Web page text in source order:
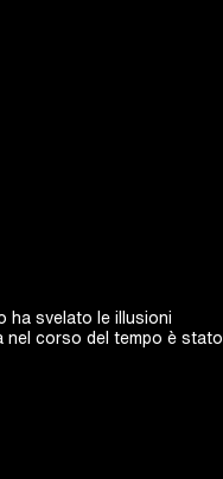
ha svelato le illusioni
nel corso del tempo è stato